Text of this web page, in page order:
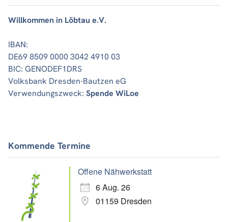
Willkommen in Löbtau e.V.
IBAN:
DE69 8509 0000 3042 4910 03
BIC: GENODEF1DRS
Volksbank Dresden-Bautzen eG
Verwendungszweck: Spende WiLoe
Kommende Termine
Offene Nähwerkstatt
6 Aug. 26
01159 Dresden